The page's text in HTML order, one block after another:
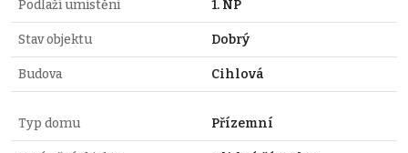
Podlaží umístění 1. NP
Stav objektu Dobrý
Budova Cihlová
Typ domu Přízemní